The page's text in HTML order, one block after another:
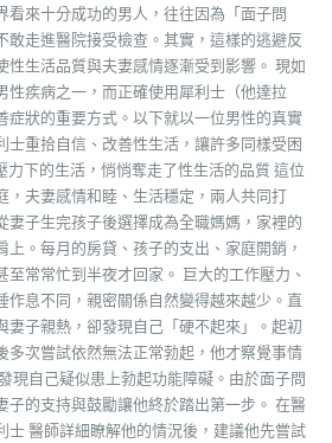
看來十分成功的男人，往往因為「面子問
敢走進醫院接受檢查。其實，這樣的逃避反
性生活品質與夫妻感情逐漸受到影響。 現如
性疾病之一，而正確使用犀利士（他達拉
症狀的重要方式。以下就以一位男性的真實
士重拾自信、改善性生活，讓許多同樣受困
力下的生活，悄悄奪走了性生活的品質 這位
，夫妻感情和睦、生活穩定，兩人共同打
妻子生完孩子後選擇成為全職媽媽，家裡的
。每月的房貸、孩子的支出、家庭開銷，
常常忙到半夜才回家。 巨大的工作壓力、
作息不同，親密關係自然變得越來越少。直
妻子親熱，卻發現自己「硬不起來」。起初
多次嘗試依然無法正常勃起，他才察覺事情
現自己疑似患上勃起功能障礙。由於面子問
子的支持與鼓勵讓他終於踏出第一步。 在醫
士 醫師詳細瞭解他的情況後，建議他先嘗試